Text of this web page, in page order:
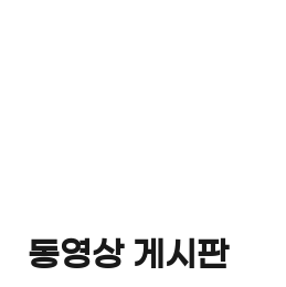
동영상 게시판